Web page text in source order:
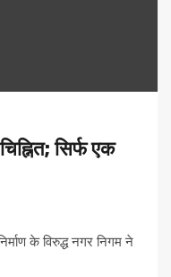
सिर्फ एक
के विरुद्ध नगर निगम ने